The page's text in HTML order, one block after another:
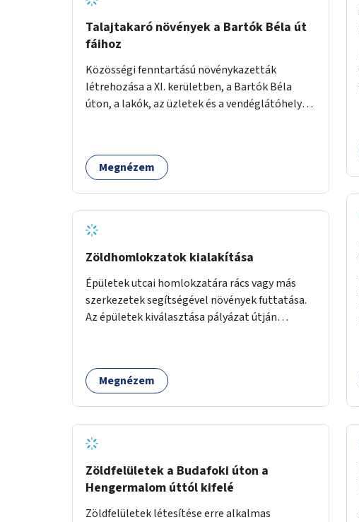
Talajtakaró növények a Bartók Béla út
fáihoz
Közösségi fenntartású növénykazetták
létrehozása a XI. kerületben, a Bartók Béla
úton, a lakók, az üzletek és a vendéglátóhelyek
Megnézem
Zöldhomlokzatok kialakítása
Épületek utcai homlokzatára rács vagy más
szerkezetek segítségével növények futtatása.
Az épületek kiválasztása pályázat útján
Megnézem
Zöldfelületek a Budafoki úton a
Hengermalom úttól kifelé
Zöldfelületek létesítése erre alkalmas